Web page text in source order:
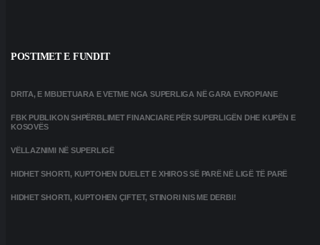
POSTIMET E FUNDIT
DRITA, E MBIJETUARA E VETME NGA SUPERLIGA NË GARA EVROPIANE
FBK PUBLIKON SHPËRBLIMET FINANCIARE PËR SUPERLIGËN DHE KUPËN E
KOSOVËS
VËLLAZNIMI NË SUPERLIGË
HIDHET SHORTI, KUPTOHEN DUELET E XHIROS SË PARË NË LIGË TË PARË
HIDHET SHORTI, KUPTOHEN ÇIFTET, STINORI NIS ME DERBI!